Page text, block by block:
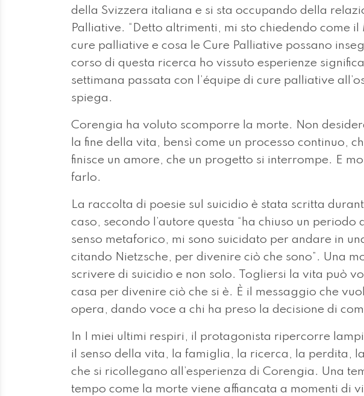
della Svizzera italiana e si sta occupando della
Palliative. “Detto altrimenti, mi sto chiedendo come
cure palliative e cosa le Cure Palliative possano
corso di questa ricerca ho vissuto esperienze
settimana passata con l’équipe di cure palliative
spiega.
Corengia ha voluto scomporre la morte. Non
la fine della vita, bensì come un processo continuo,
finisce un amore, che un progetto si interrompe. E
farlo.
La raccolta di poesie sul suicidio è stata scritta
caso, secondo l’autore questa “ha chiuso un periodo
senso metaforico, mi sono suicidato per andare in
citando Nietzsche, per divenire ciò che sono”. Una
scrivere di suicidio e non solo. Togliersi la vita può
casa per divenire ciò che si è. È il messaggio che
opera, dando voce a chi ha preso la decisione di
In I miei ultimi respiri, il protagonista ripercorre
il senso della vita, la famiglia, la ricerca, la perdita,
che si ricollegano all’esperienza di Corengia. Una
tempo come la morte viene affiancata a momenti di